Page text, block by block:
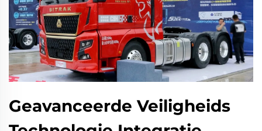
Geavanceerde Veiligheids